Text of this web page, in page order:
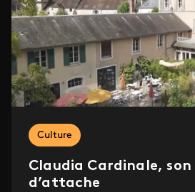
Culture
Claudia Cardinale,
d’attache